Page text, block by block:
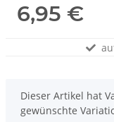
6,95 €
x
Dieser Artikel hat
gewünschte